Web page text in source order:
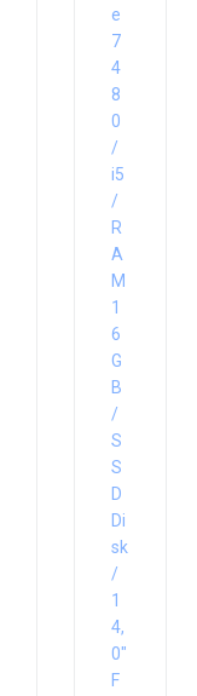
e
7
4
8
0
/
i5
/
R
A
M
1
6
G
B
/
S
S
D
Di
sk
/
1
4,
0″
F